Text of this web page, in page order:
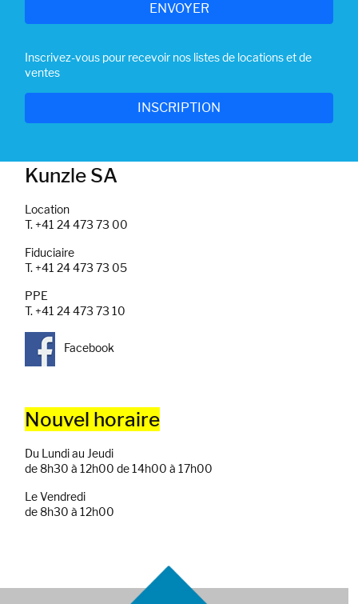
Inscrivez-vous pour recevoir nos listes de locations et de
ventes
Kunzle SA
Location
T. +41 24 473 73 00
Fiduciaire
T. +41 24 473 73 05
PPE
T. +41 24 473 73 10
Facebook
Nouvel horaire
Du Lundi au Jeudi
de 8h30 à 12h00 de 14h00 à 17h00
Le Vendredi
de 8h30 à 12h00